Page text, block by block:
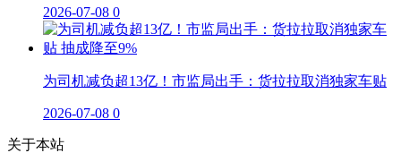
2026-07-08 0
为司机减负超13亿！市监局出手：货拉拉取消独家车贴
2026-07-08 0
关于本站